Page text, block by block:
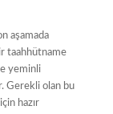
aşamada
taahhütname
yeminli
Gerekli olan bu
hazır